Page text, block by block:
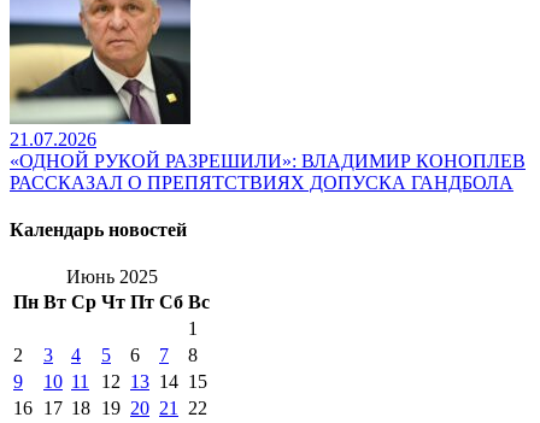
21.07.2026
«ОДНОЙ РУКОЙ РАЗРЕШИЛИ»: ВЛАДИМИР КОНОПЛЕВ
РАССКАЗАЛ О ПРЕПЯТСТВИЯХ ДОПУСКА ГАНДБОЛА
Календарь новостей
Июнь 2025
Пн Вт Ср Чт Пт Сб Вс
1
2
3 4 5 6 7
8
9
10 11 12 13 14 15
16 17 18 19 20 21 22